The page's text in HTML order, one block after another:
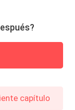
capítulo